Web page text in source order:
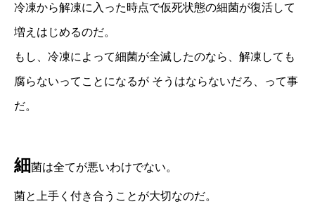
冷凍から解凍に入った時点で仮死状態の細菌が復活して
増えはじめるのだ。
もし、冷凍によって細菌が全滅したのなら、解凍しても
腐らないってことになるが そうはならないだろ、って事
だ。
細菌は全てが悪いわけでない。
菌と上手く付き合うことが大切なのだ。